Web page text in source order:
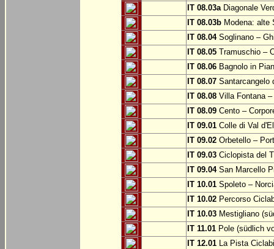
IT 08.03aDiagonale
IT 08.03b Modena: alte
IT 08.04Soglinano –
IT 08.05 Tramuschio –
IT 08.06 Bagnolo in
IT 08.07 Santarcangelo
IT 08.08 Villa Fontana
IT 08.09 Cento –
IT 09.01 Colle di Val
IT 09.02 Orbetello –
IT 09.03 Ciclopista del
IT 09.04San Marcello
IT 10.01 Spoleto –
IT 10.02 Percorso
IT 10.03 Mestigliano
IT 11.01 Pole (südlich
IT 12.01 La Pista